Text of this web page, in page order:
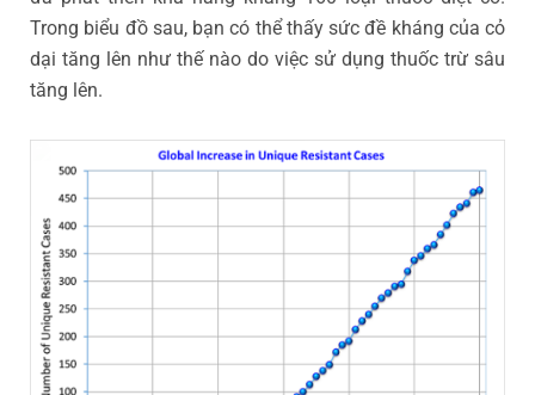
Trong biểu đồ sau, bạn có thể thấy sức đề kháng của cỏ
dại tăng lên như thế nào do việc sử dụng thuốc trừ sâu
tăng lên.